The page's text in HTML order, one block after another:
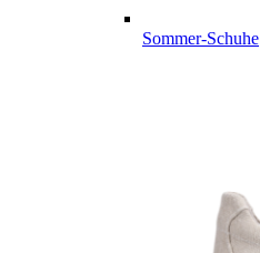
Sommer-Schuhe